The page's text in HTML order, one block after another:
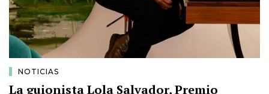
NOTICIAS
La guionista Lola Salvador, Premio